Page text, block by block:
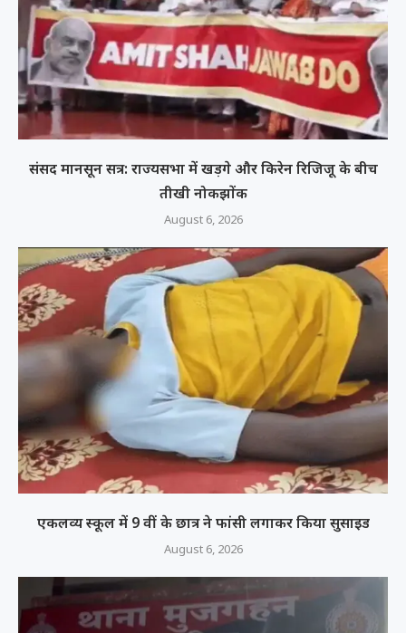
संसद मानसून सत्र: राज्यसभा में खड़गे और किरेन रिजिजू के बीच
तीखी नोकझोंक
August 6, 2026
एकलव्य स्कूल में 9 वीं के छात्र ने फांसी लगाकर किया सुसाइड
August 6, 2026